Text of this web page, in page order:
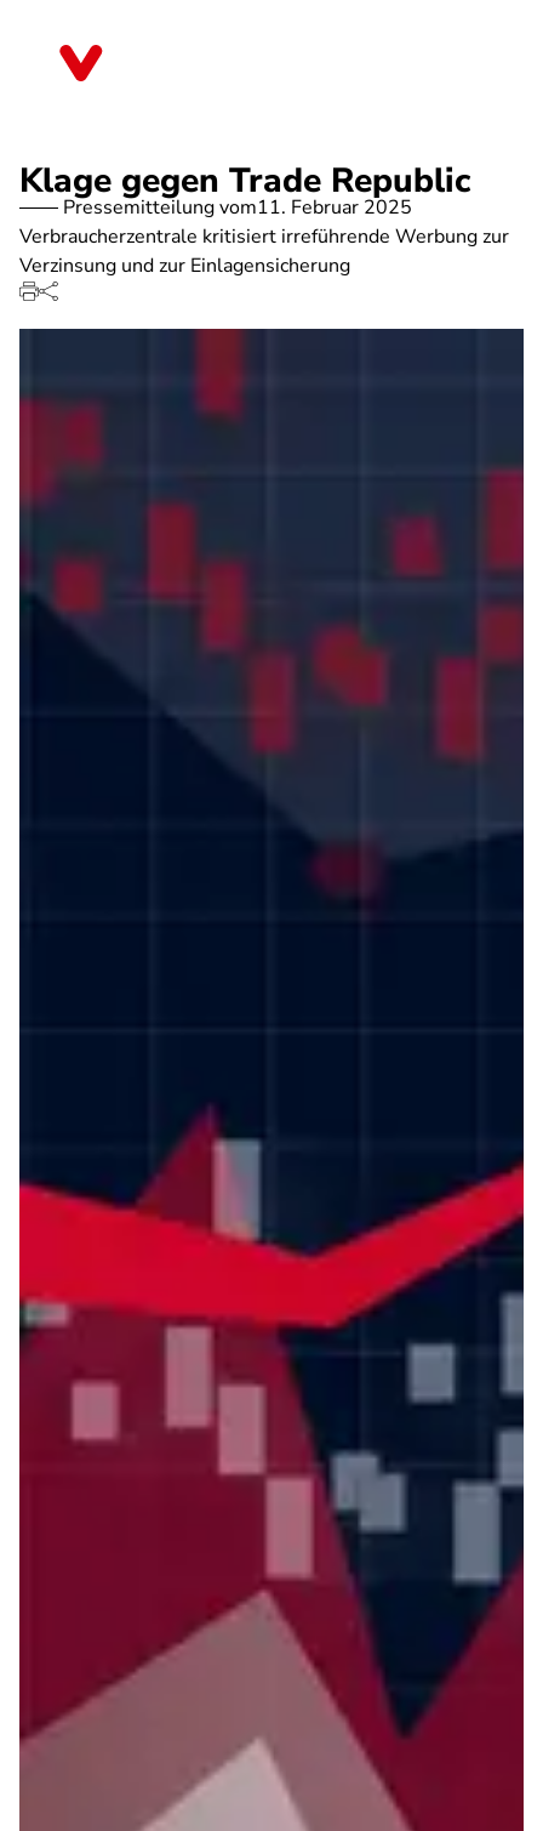
Klage gegen Trade Republic
Pressemitteilung vom11. Februar 2025
Verbraucherzentrale kritisiert irreführende Werbung zur
Verzinsung und zur Einlagensicherung